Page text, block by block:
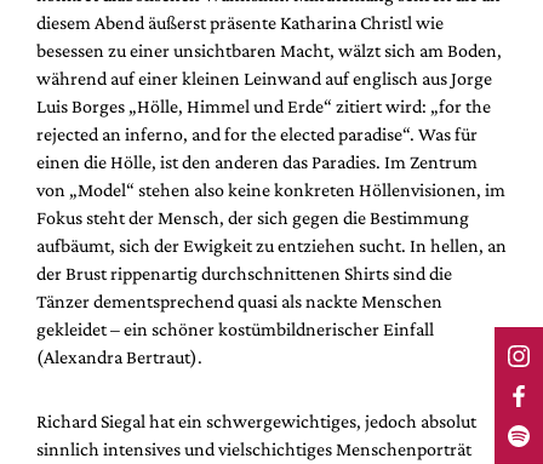
diesem Abend äußerst präsente Katharina Christl wie
besessen zu einer unsichtbaren Macht, wälzt sich am Boden,
während auf einer kleinen Leinwand auf englisch aus Jorge
Luis Borges „Hölle, Himmel und Erde“ zitiert wird: „for the
rejected an inferno, and for the elected paradise“. Was für
einen die Hölle, ist den anderen das Paradies. Im Zentrum
von „Model“ stehen also keine konkreten Höllenvisionen, im
Fokus steht der Mensch, der sich gegen die Bestimmung
aufbäumt, sich der Ewigkeit zu entziehen sucht. In hellen, an
der Brust rippenartig durchschnittenen Shirts sind die
Tänzer dementsprechend quasi als nackte Menschen
gekleidet – ein schöner kostümbildnerischer Einfall
(Alexandra Bertraut).
Richard Siegal hat ein schwergewichtiges, jedoch absolut
sinnlich intensives und vielschichtiges Menschenporträt